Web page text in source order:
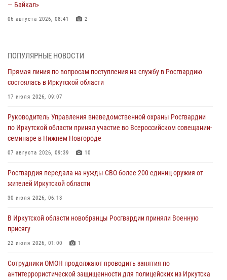
— Байкал»
06 августа 2026, 08:41 2
Военнослужащий Росгвардии из Иркутска поучаствовал в окружном
этапе всероссийского конкурса наставников «Быть, а не казаться»
Росгвардейцы потушили загоревшийся автомобиль в Иркутске
03 августа 2026, 04:55
Дню Воздушно-десантных войск в Иркутской области
03 августа 2026, 03:32
сердца к сердцу» (видео)
31 июля 2026, 04:37
ПОПУЛЯРНЫЕ НОВОСТИ
Прямая линия по вопросам поступления на службу в Росгвардию
состоялась в Иркутской области
17 июля 2026, 09:07
Руководитель Управления вневедомственной охраны Росгвардии
по Иркутской области принял участие во Всероссийском совещании-
семинаре в Нижнем Новгороде
07 августа 2026, 09:39 10
Росгвардия передала на нужды СВО более 200 единиц оружия от
жителей Иркутской области
30 июля 2026, 06:13
В Иркутской области новобранцы Росгвардии приняли Военную
присягу
22 июля 2026, 01:00 1
Сотрудники ОМОН продолжают проводить занятия по
антитеррористической защищенности для полицейских из Иркутска